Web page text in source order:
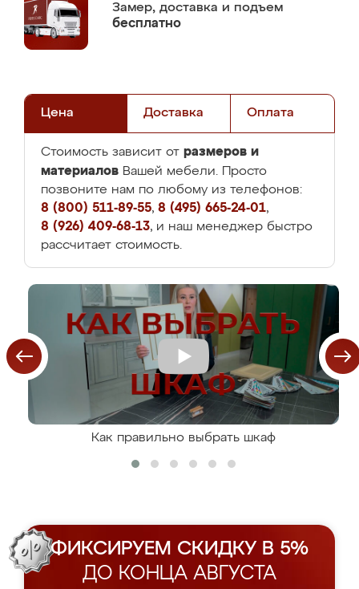
Замер, доставка и подъем
бесплатно
Цена Доставка Оплата
Стоимость зависит от размеров и
материалов Вашей мебели. Просто
позвоните нам по любому из телефонов:
8 (800) 511-89-55, 8 (495) 665-24-01,
8 (926) 409-68-13, и наш менеджер быстро
рассчитает стоимость.
Как правильно выбрать шкаф
ФИКСИРУЕМ СКИДКУ В 5%
ДО КОНЦА АВГУСТА